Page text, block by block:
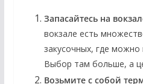
Запасайтесь на
вокзале есть
закусочных, где можно
Выбор там больше, а
Возьмите с собой